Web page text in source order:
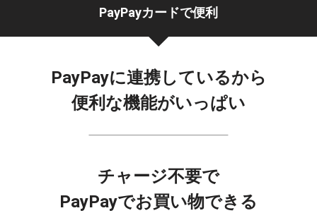
PayPayカードで便利
PayPayに連携しているから
便利な機能がいっぱい
チャージ不要で
PayPayでお買い物できる